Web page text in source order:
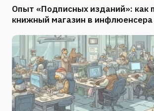
Опыт «Подписных изданий»: как
книжный магазин в инфлюенсера